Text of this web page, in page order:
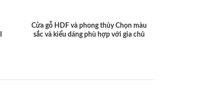
Cửa gỗ HDF và phong thủy Chọn màu
sắc và kiểu dáng phù hợp với gia chủ